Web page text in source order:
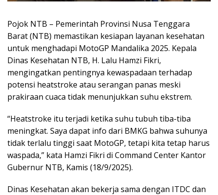
Pojok NTB – Pemerintah Provinsi Nusa Tenggara
Barat (NTB) memastikan kesiapan layanan kesehatan
untuk menghadapi MotoGP Mandalika 2025. Kepala
Dinas Kesehatan NTB, H. Lalu Hamzi Fikri,
mengingatkan pentingnya kewaspadaan terhadap
potensi heatstroke atau serangan panas meski
prakiraan cuaca tidak menunjukkan suhu ekstrem.
“Heatstroke itu terjadi ketika suhu tubuh tiba-tiba
meningkat. Saya dapat info dari BMKG bahwa suhunya
tidak terlalu tinggi saat MotoGP, tetapi kita tetap harus
waspada,” kata Hamzi Fikri di Command Center Kantor
Gubernur NTB, Kamis (18/9/2025).
Dinas Kesehatan akan bekerja sama dengan ITDC dan